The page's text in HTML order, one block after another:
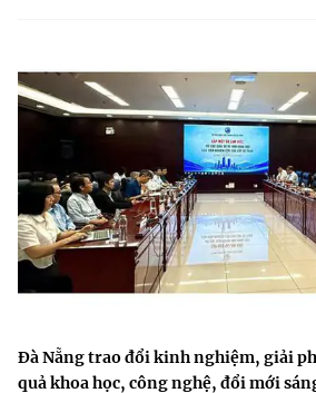
Đà Nẵng trao đổi kinh nghiệm, giải
quả khoa học, công nghệ, đổi mới